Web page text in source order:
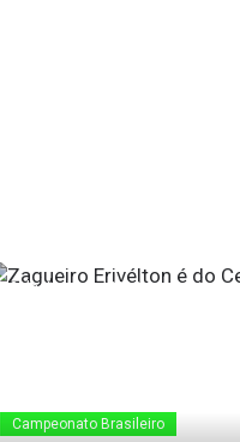
18 de Junho de 2010
Campeonato Brasileiro